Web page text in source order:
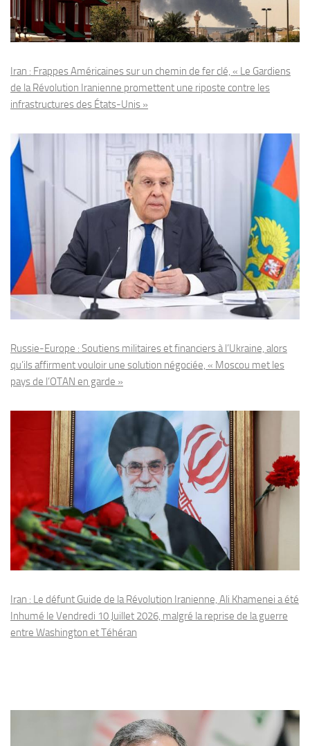
Iran : Frappes Américaines sur un chemin de fer clé, « Le Gardiens
de la Révolution Iranienne promettent une riposte contre les
infrastructures des États-Unis »
Russie-Europe : Soutiens militaires et financiers à l’Ukraine, alors
qu’ils affirment vouloir une solution négociée, « Moscou met les
pays de l’OTAN en garde »
Iran : Le défunt Guide de la Révolution Iranienne, Ali Khamenei a été
Inhumé le Vendredi 10 Juillet 2026, malgré la reprise de la guerre
entre Washington et Téhéran